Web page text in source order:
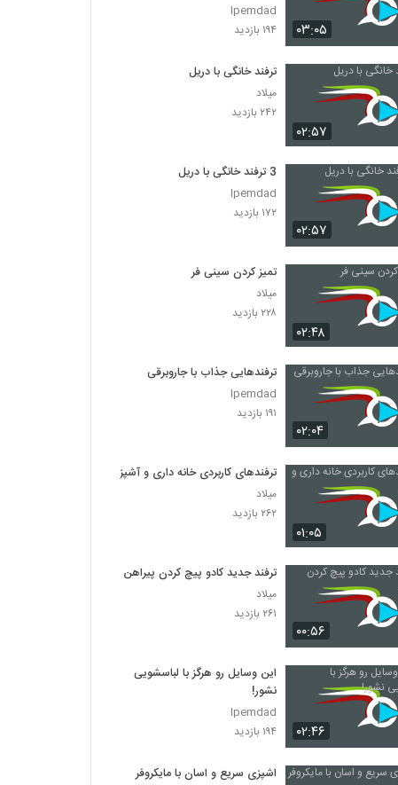
۰۳:۰۵
Ipemdad
۱۹۴ بازدید
۰۲:۵۷
ترفند خانگی با دریل
میلاد
۲۴۲ بازدید
۰۲:۵۷
3 ترفند خانگی با دریل
Ipemdad
۱۷۲ بازدید
۰۲:۴۸
تمیز کردن سینی فر
میلاد
۲۲۸ بازدید
۰۲:۰۴
ترفندهایی جذاب با جاروبرقی
Ipemdad
۱۹۱ بازدید
۰۱:۰۵
ترفندهای کاربردی خانه داری و آشپزی
میلاد
۲۶۲ بازدید
۰۰:۵۶
ترفند جدید کادو پیچ کردن پیراهن
میلاد
۲۶۱ بازدید
۰۲:۴۶
این وسایل رو هرگز با لباسشویی
نشور!
Ipemdad
۱۹۴ بازدید
اشپزی سریع و اسان با مایکروفر